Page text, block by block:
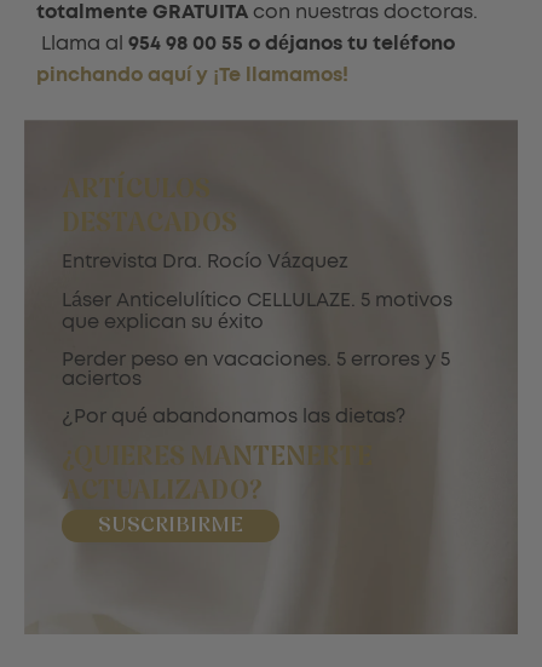
totalmente GRATUITA con nuestras doctoras.
Llama al 954 98 00 55 o déjanos tu teléfono
pinchando aquí y ¡Te llamamos!
ARTÍCULOS
DESTACADOS
Entrevista Dra. Rocío Vázquez
Láser Anticelulítico CELLULAZE. 5 motivos
que explican su éxito
Perder peso en vacaciones. 5 errores y 5
aciertos
¿Por qué abandonamos las dietas?
¿QUIERES MANTENERTE
ACTUALIZADO?
SUSCRIBIRME